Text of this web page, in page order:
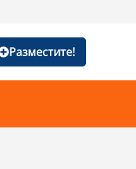
Разместите!